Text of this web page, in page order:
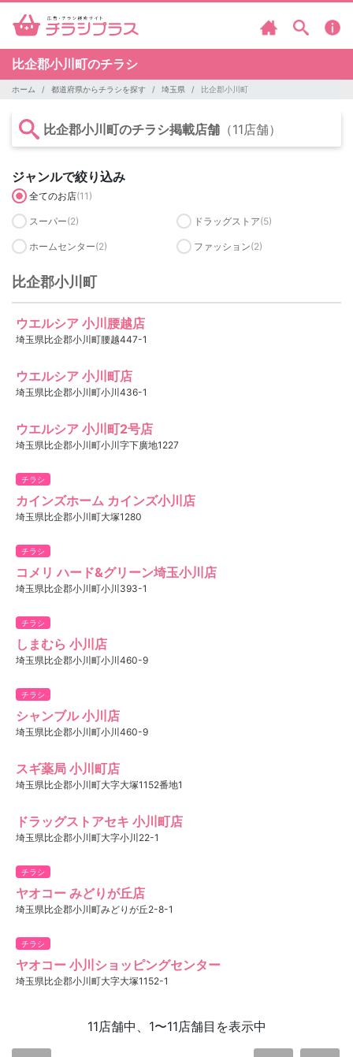
比企郡小川町のチラシ
ホーム 都道府県からチラシを探す 埼玉県 比企郡小川町
比企郡小川町のチラシ掲載店舗 （11店舗）
ジャンルで絞り込み
全てのお店(11)
スーパー(2) ドラッグストア(5)
ホームセンター(2) ファッション(2)
比企郡小川町
ウエルシア 小川腰越店
埼玉県比企郡小川町腰越447-1
ウエルシア 小川町店
埼玉県比企郡小川町小川436-1
ウエルシア 小川町2号店
埼玉県比企郡小川町小川字下廣地1227
チラシ
カインズホーム カインズ小川店
埼玉県比企郡小川町大塚1280
チラシ
コメリ ハード&グリーン埼玉小川店
埼玉県比企郡小川町小川393-1
チラシ
しまむら 小川店
埼玉県比企郡小川町小川460-9
チラシ
シャンブル 小川店
埼玉県比企郡小川町小川460-9
スギ薬局 小川町店
埼玉県比企郡小川町大字大塚1152番地1
ドラッグストアセキ 小川町店
埼玉県比企郡小川町大字小川22-1
チラシ
ヤオコー みどりが丘店
埼玉県比企郡小川町みどりが丘2-8-1
チラシ
ヤオコー 小川ショッピングセンター
埼玉県比企郡小川町大字大塚1152-1
11店舗中、1〜11店舗目を表示中